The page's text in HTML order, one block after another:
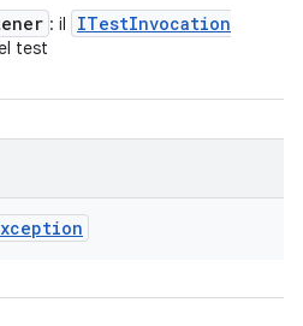
: il ITestInvocation
test